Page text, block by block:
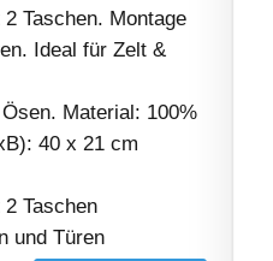
Taschen. Montage
Ideal für Zelt &
Material: 100%
40 x 21 cm
Taschen
und Türen